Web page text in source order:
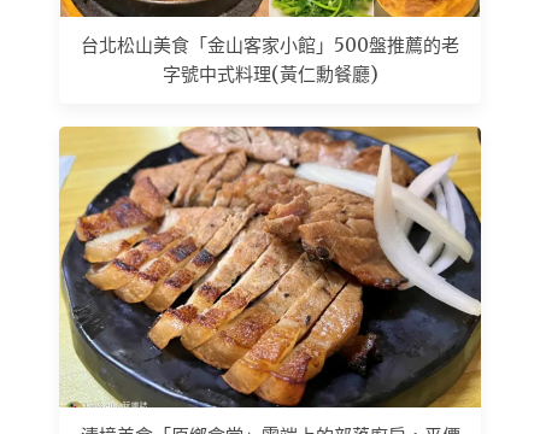
台北松山美食「金山客家小館」500盤推薦的老
字號中式料理(黃仁勳餐廳)